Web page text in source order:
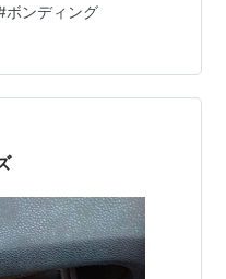
複数sim対応スマホで
とするスマホの機能
り替えて通信を継続す
方法は完全に通信が切
いため、 配信を見るの
ボンディング